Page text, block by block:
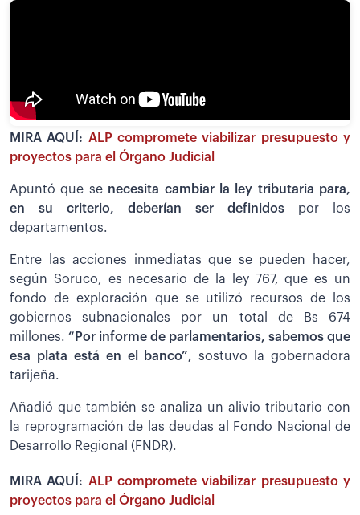
MIRA AQUÍ: ALP compromete viabilizar presupuesto y
proyectos para el Órgano Judicial
Apuntó que se necesita cambiar la ley tributaria para,
en su criterio, deberían ser definidos por los
departamentos.
Entre las acciones inmediatas que se pueden hacer,
según Soruco, es necesario de la ley 767, que es un
fondo de exploración que se utilizó recursos de los
gobiernos subnacionales por un total de Bs 674
millones. “Por informe de parlamentarios, sabemos que
esa plata está en el banco”,sostuvo la gobernadora
tarijeña.
Añadió que también se analiza un alivio tributario con
la reprogramación de las deudas al Fondo Nacional de
Desarrollo Regional (FNDR).
MIRA AQUÍ: ALP compromete viabilizar presupuesto y
proyectos para el Órgano Judicial